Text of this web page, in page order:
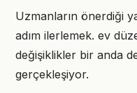
Uzmanların önerdiği
adım ilerlemek. ev
değişiklikler bir anda
gerçekleşiyor.